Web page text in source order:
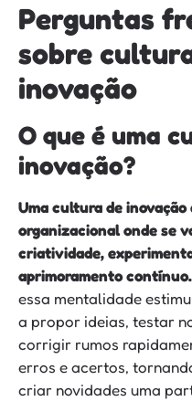
Perguntas
sobre
inovação
O que é uma
inovação?
Uma cultura de inovação
organizacional onde se
criatividade,
aprimoramento contínuo.
essa mentalidade
a propor ideias, testar
corrigir rumos
erros e acertos,
criar novidades uma